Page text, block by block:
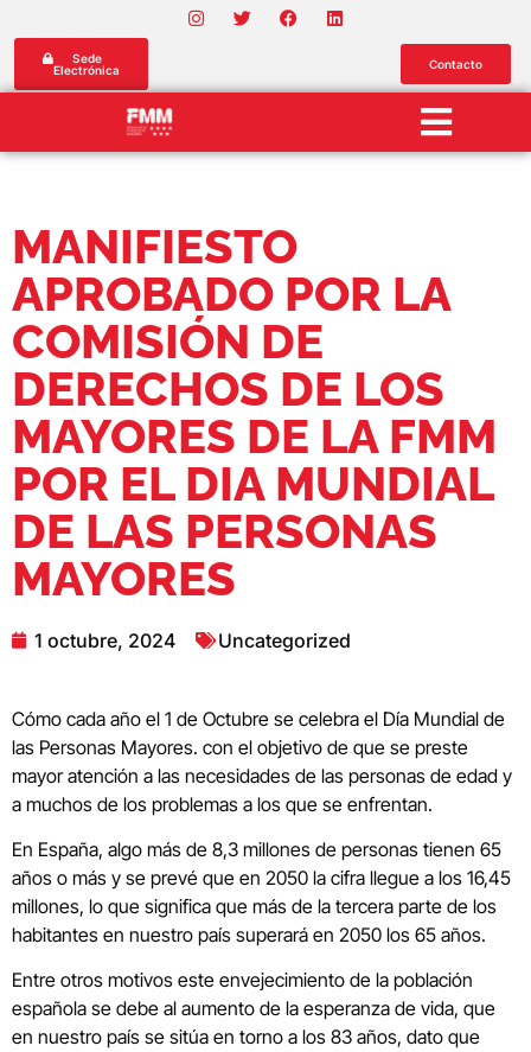
Sede
Electrónica
Contacto
MANIFIESTO
APROBADO POR LA
COMISIÓN DE
DERECHOS DE LOS
MAYORES DE LA FMM
POR EL DIA MUNDIAL
DE LAS PERSONAS
MAYORES
1 octubre, 2024 Uncategorized
Cómo cada año el 1 de Octubre se celebra el Día Mundial de
las Personas Mayores. con el objetivo de que se preste
mayor atención a las necesidades de las personas de edad y
a muchos de los problemas a los que se enfrentan.
En España, algo más de 8,3 millones de personas tienen 65
años o más y se prevé que en 2050 la cifra llegue a los 16,45
millones, lo que significa que más de la tercera parte de los
habitantes en nuestro país superará en 2050 los 65 años.
Entre otros motivos este envejecimiento de la población
española se debe al aumento de la esperanza de vida, que
en nuestro país se sitúa en torno a los 83 años, dato que